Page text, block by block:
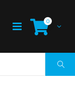
0